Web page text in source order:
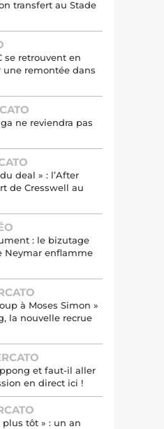
transfert au Stade
se retrouvent en
remontée dans
ne reviendra pas
deal » : l’After
de Cresswell au
: le bizutage
Neymar enflamme
à Moses Simon »
la nouvelle recrue
et faut-il aller
en direct ici !
tôt » : un an